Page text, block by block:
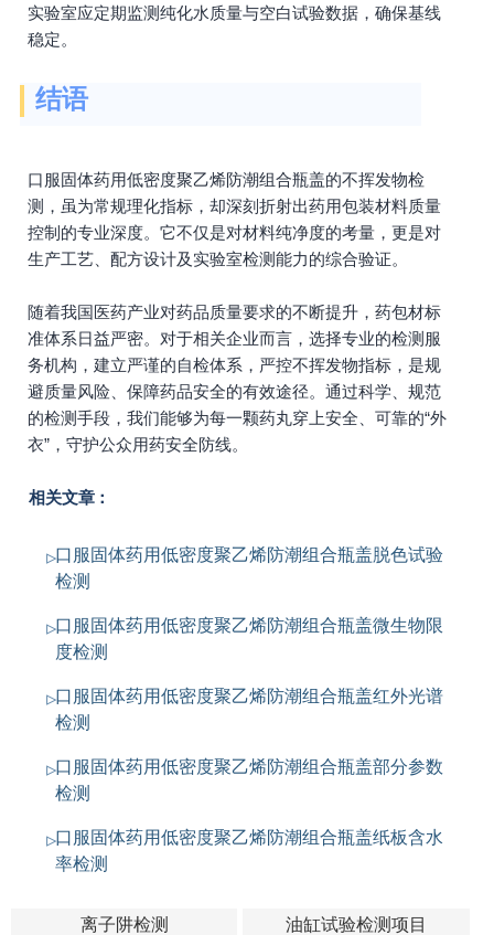
实验室应定期监测纯化水质量与空白试验数据，确保基线
稳定。
结语
口服固体药用低密度聚乙烯防潮组合瓶盖的不挥发物检
测，虽为常规理化指标，却深刻折射出药用包装材料质量
控制的专业深度。它不仅是对材料纯净度的考量，更是对
生产工艺、配方设计及实验室检测能力的综合验证。
随着我国医药产业对药品质量要求的不断提升，药包材标
准体系日益严密。对于相关企业而言，选择专业的检测服
务机构，建立严谨的自检体系，严控不挥发物指标，是规
避质量风险、保障药品安全的有效途径。通过科学、规范
的检测手段，我们能够为每一颗药丸穿上安全、可靠的“外
衣”，守护公众用药安全防线。
相关文章：
口服固体药用低密度聚乙烯防潮组合瓶盖脱色试验
检测
口服固体药用低密度聚乙烯防潮组合瓶盖微生物限
度检测
口服固体药用低密度聚乙烯防潮组合瓶盖红外光谱
检测
口服固体药用低密度聚乙烯防潮组合瓶盖部分参数
检测
口服固体药用低密度聚乙烯防潮组合瓶盖纸板含水
率检测
离子阱检测 油缸试验检测项目